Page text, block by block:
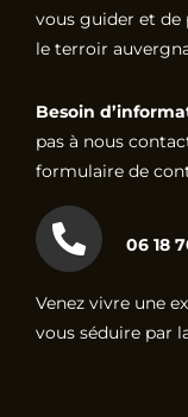
vous guider et de
le terroir
Besoin
pas à nous
formulaire de
06 18
Venez vivre une
vous séduire par